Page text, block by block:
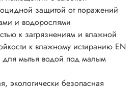
защитой от поражений
и водорослями
к загрязнениям и влажной
к влажному истиранию EN
для мытья водой под малым
экологически безопасная